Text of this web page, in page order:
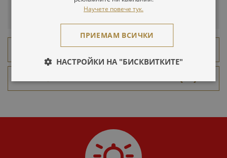
NEWSLETTER-ABONNEMENT
AKTUELLE PROJEKTE (3)
Научете повече тук.
ПРИЕМАМ ВСИЧКИ
НАСТРОЙКИ НА "БИСКВИТКИТЕ"